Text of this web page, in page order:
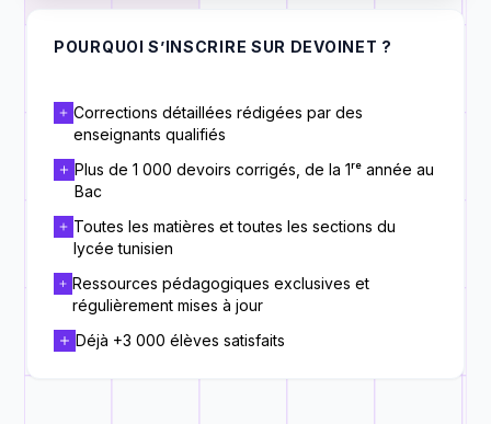
POURQUOI S’INSCRIRE SUR DEVOINET ?
Corrections détaillées rédigées par des
enseignants qualifiés
Plus de 1 000 devoirs corrigés, de la 1ʳᵉ année au
Bac
Toutes les matières et toutes les sections du
lycée tunisien
Ressources pédagogiques exclusives et
régulièrement mises à jour
Déjà +3 000 élèves satisfaits